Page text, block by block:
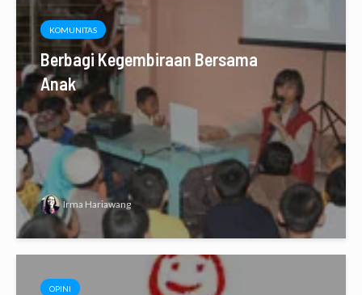
KOMUNITAS
Berbagi Kegembiraan Bersama
Anak
Irma Hariawang
OPINI